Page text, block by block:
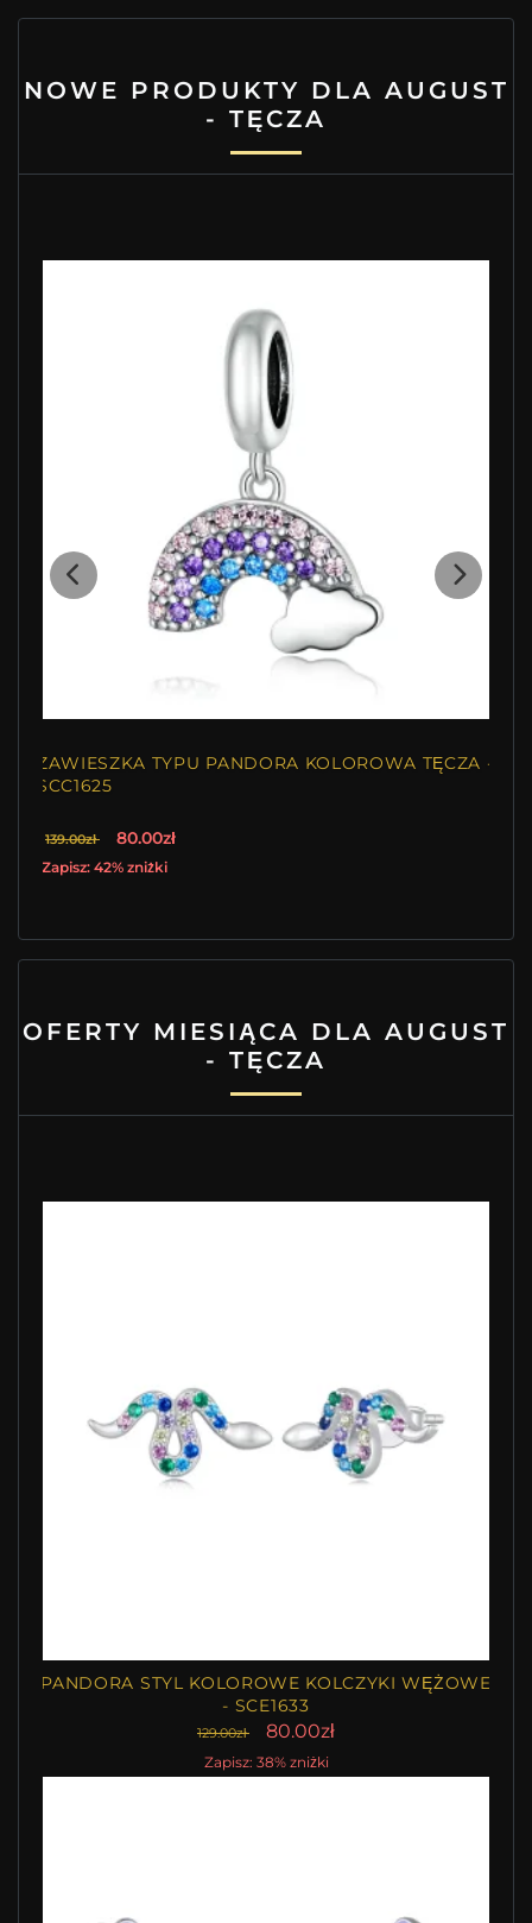
NOWE PRODUKTY DLA AUGUST
- TĘCZA
ZAWIESZKA TYPU PANDORA KOLOROWA TĘCZA -
SCC1625
139.00zł 80.00zł
Zapisz: 42% zniżki
OFERTY MIESIĄCA DLA AUGUST
- TĘCZA
PANDORA STYL KOLOROWE KOLCZYKI WĘŻOWE
- SCE1633
129.00zł 80.00zł
Zapisz: 38% zniżki